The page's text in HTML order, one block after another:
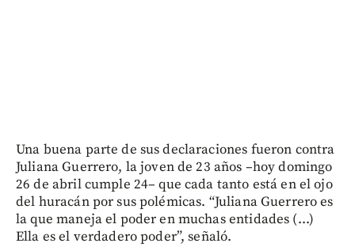
Una buena parte de sus declaraciones fueron contra
Juliana Guerrero, la joven de 23 años –hoy domingo
26 de abril cumple 24– que cada tanto está en el ojo
del huracán por sus polémicas. “Juliana Guerrero es
la que maneja el poder en muchas entidades (...)
Ella es el verdadero poder”, señaló.